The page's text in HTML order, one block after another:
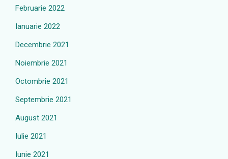
Februarie 2022
Ianuarie 2022
Decembrie 2021
Noiembrie 2021
Octombrie 2021
Septembrie 2021
August 2021
Iulie 2021
Iunie 2021